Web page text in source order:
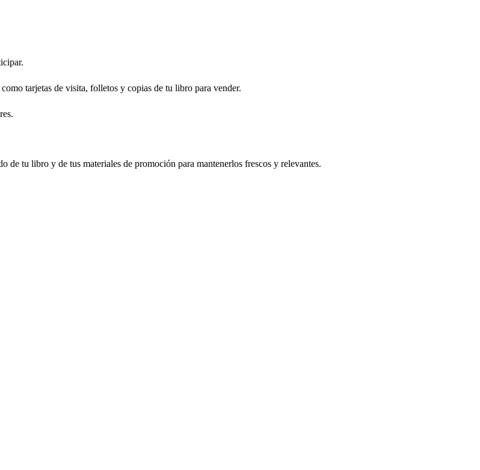
tarjetas de visita, folletos y copias de tu libro para vender.
de tu libro y de tus materiales de promoción para mantenerlos frescos y relevantes.